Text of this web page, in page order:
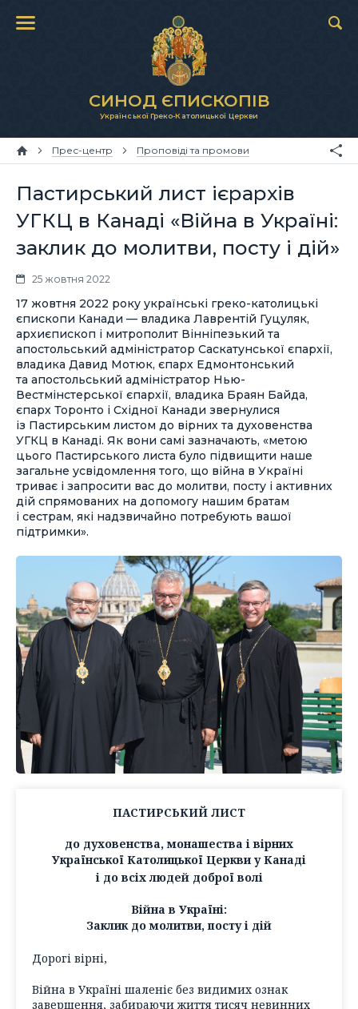
СИНОД ЄПИСКОПІВ
Української Греко-Католицької Церкви
Прес-центр Проповіді та промови
Пастирський лист ієрархів
УГКЦ в Канаді «Війна в Україні:
заклик до молитви, посту і дій»
25 жовтня 2022
17 жовтня 2022 року українські греко-католицькі
єпископи Канади — владика Лаврентій Гуцуляк,
архиєпископ і митрополит Вінніпезький та
апостольський адміністратор Саскатунської єпархії,
владика Давид Мотюк, єпарх Едмонтонський
та апостольський адміністратор Нью-
Вестмінстерської єпархії, владика Браян Байда,
єпарх Торонто і Східної Канади звернулися
із Пастирським листом до вірних та духовенства
УГКЦ в Канаді. Як вони самі зазначають, «метою
цього Пастирського листа було підвищити наше
загальне усвідомлення того, що війна в Україні
триває і запросити вас до молитви, посту і активних
дій спрямованих на допомогу нашим братам
і сестрам, які надзвичайно потребують вашої
підтримки».
ПАСТИРСЬКИЙ ЛИСТ
до духовенства, монашества і вірних
Української Католицької Церкви у Канаді
і до всіх людей доброї волі
Війна в Україні:
Заклик до молитви, посту і дій
Дорогі вірні,
Війна в Україні шаленіє без видимих ознак
завершення, забираючи життя тисяч невинних